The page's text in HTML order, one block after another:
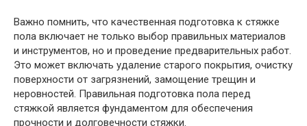
Важно помнить, что качественная подготовка к стяжке
пола включает не только выбор правильных материалов
и инструментов, но и проведение предварительных работ.
Это может включать удаление старого покрытия, очистку
поверхности от загрязнений, замощение трещин и
неровностей. Правильная подготовка пола перед
стяжкой является фундаментом для обеспечения
прочности и долговечности стяжки.